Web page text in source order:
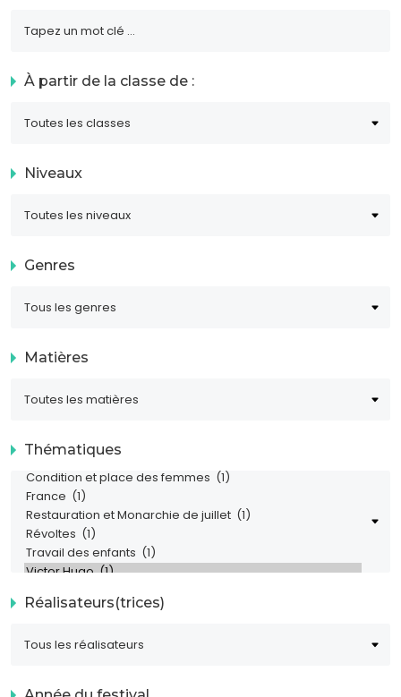
À partir de la classe de :
Niveaux
Genres
Matières
Thématiques
Réalisateurs(trices)